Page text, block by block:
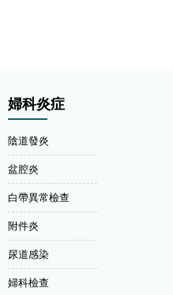
婦科炎症
陰道發炎
盆腔炎
白帶異常檢查
附件炎
尿道感染
婦科檢查